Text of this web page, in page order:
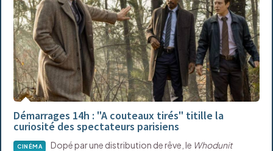
Démarrages 14h : "A couteaux tirés" titille la
curiosité des spectateurs parisiens
CINÉMA Dopé par une distribution de rêve, le Whodunit